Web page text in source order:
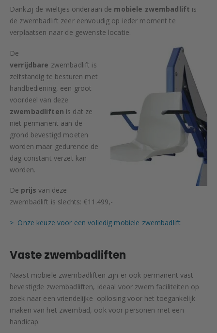
Dankzij de wieltjes onderaan de mobiele zwembadlift is
de zwembadlift zeer eenvoudig op ieder moment te
verplaatsen naar de gewenste locatie.
De
verrijdbare zwembadlift is
zelfstandig te besturen met
handbediening, een groot
voordeel van deze
zwembadliften is dat ze
niet permanent aan de
grond bevestigd moeten
worden maar gedurende de
dag constant verzet kan
worden.
De prijs van deze
zwembadlift is slechts: €11.499,-
> Onze keuze voor een volledig mobiele zwembadlift
Vaste zwembadliften
Naast mobiele zwembadliften zijn er ook permanent vast
bevestigde zwembadliften, ideaal voor zwem faciliteiten op
zoek naar een vriendelijke opllosing voor het toegankelijk
maken van het zwembad, ook voor personen met een
handicap.